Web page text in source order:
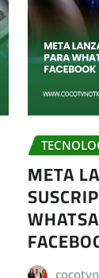
META